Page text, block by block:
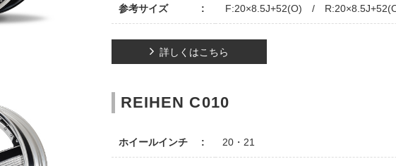
参考サイズ F:20×8.5J+52(O) /
詳しくはこちら
REIHEN C010
ホイールインチ 20・21